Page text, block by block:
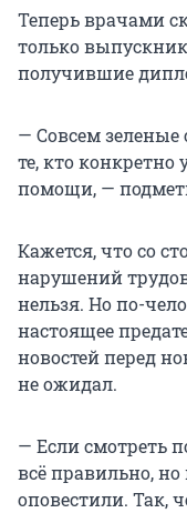
Теперь врачами
только
получившие
— Совсем зеленые
те, кто конкретно
помощи, —
Кажется, что со
нарушений
нельзя. Но по-
настоящее
новостей перед
не ожидал.
— Если смотреть
всё правильно,
оповестили. Так,